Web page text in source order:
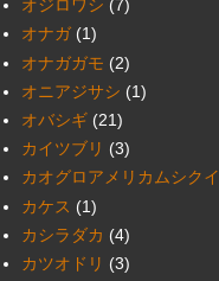
オジロワシ (7)
オナガ (1)
オナガガモ (2)
オニアジサシ (1)
オバシギ (21)
カイツブリ (3)
カオグロアメリカムシクイ
カケス (1)
カシラダカ (4)
カツオドリ (3)